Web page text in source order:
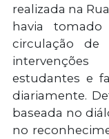
realizada na
havia
circulação de
estudantes e
diariamente.
baseada no
no